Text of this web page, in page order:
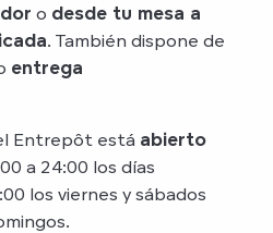
o desde tu mesa a
. También dispone de
entrega
Entrepôt está abierto
a 24:00 los días
los viernes y sábados